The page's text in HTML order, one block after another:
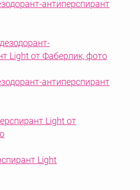
антиперспирант
антиперспирант
Light